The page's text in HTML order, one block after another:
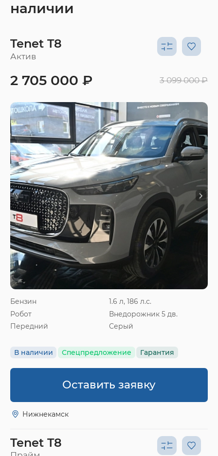
наличии
Tenet T8
Актив
Бензин
1.6 л, 186 л.с.
Робот
Внедорожник 5 дв.
Передний
Серый
В наличии Спецпредложение Гарантия
2 705 000 ₽ 3 099 000 ₽
Оставить заявку
Нижнекамск
Tenet T8